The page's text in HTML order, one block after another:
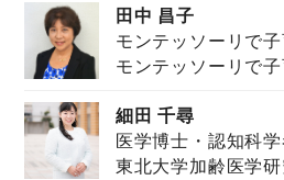
田中 昌子
モンテッソーリで
ズハウス研究所所長
モンテッソーリで
細田 千尋
医学博士・認知科
東北大学加齢医学